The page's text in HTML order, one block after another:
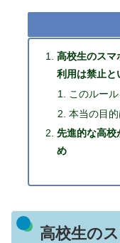
高校生のスマ
利用は禁止と
このルー
本当の目的
先進的な高校
め
高校生の